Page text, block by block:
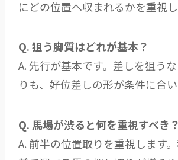
にどの位置へ収まれるかを重視し
Q. 狙う脚質はどれが基本？
A. 先行が基本です。差しを狙う
りも、好位差しの形が条件に合い
Q. 馬場が渋ると何を重視すべき？
A. 前半の位置取りを重視します